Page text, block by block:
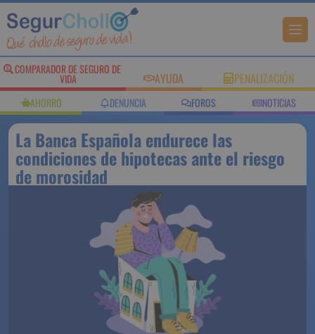
COMPARADOR DE SEGURO DE
VIDA AYUDA PENALIZACIÓN
AHORRO DENUNCIA FOROS NOTICIAS
La Banca Española endurece las
condiciones de hipotecas ante el riesgo
de morosidad